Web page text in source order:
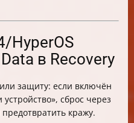
HyperOS
в Recovery
защиту: если включён
сброс через
кражу.